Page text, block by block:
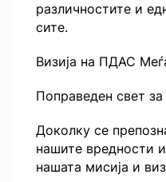
различностите и
сите.
Визија на ПДАС
Поправеден свет
Доколку се
нашите вредности
нашата мисија и